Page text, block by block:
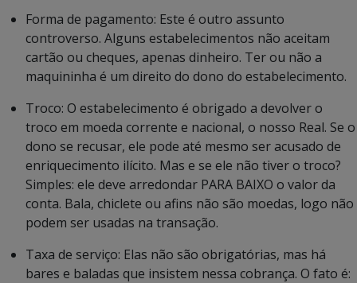
Forma de pagamento: Este é outro assunto
controverso. Alguns estabelecimentos não aceitam
cartão ou cheques, apenas dinheiro. Ter ou não a
maquininha é um direito do dono do estabelecimento.
Troco: O estabelecimento é obrigado a devolver o
troco em moeda corrente e nacional, o nosso Real. Se o
dono se recusar, ele pode até mesmo ser acusado de
enriquecimento ilícito. Mas e se ele não tiver o troco?
Simples: ele deve arredondar PARA BAIXO o valor da
conta. Bala, chiclete ou afins não são moedas, logo não
podem ser usadas na transação.
Taxa de serviço: Elas não são obrigatórias, mas há
bares e baladas que insistem nessa cobrança. O fato é: